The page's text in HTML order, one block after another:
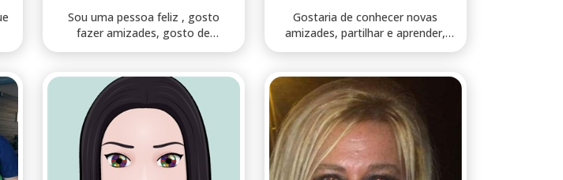
Sou uma pessoa feliz , gosto
fazer amizades, gosto de
conversar , pa...
Gostaria de conhecer novas
amizades, partilhar e aprender,
trocar apre...